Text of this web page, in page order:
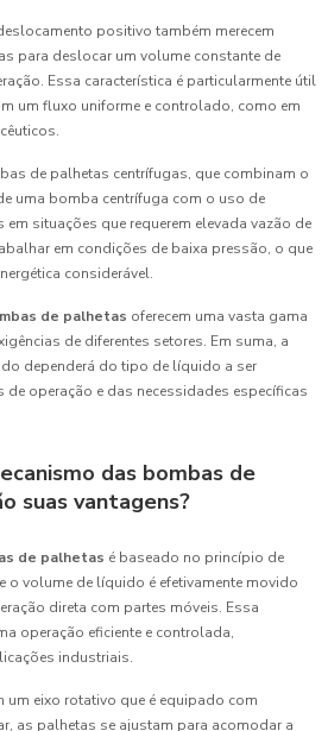
positivo também merecem
para deslocar um volume constante de
Essa característica é particularmente útil
um fluxo uniforme e controlado, como em
de palhetas centrífugas, que combinam o
uma bomba centrífuga com o uso de
situações que requerem elevada vazão de
em condições de baixa pressão, o que
considerável.
de palhetas oferecem uma vasta gama
de diferentes setores. Em suma, a
dependerá do tipo de líquido a ser
operação e das necessidades específicas
das bombas de
suas vantagens?
de palhetas é baseado no princípio de
volume de líquido é efetivamente movido
direta com partes móveis. Essa
operação eficiente e controlada,
industriais.
eixo rotativo que é equipado com
as palhetas se ajustam para acomodar a